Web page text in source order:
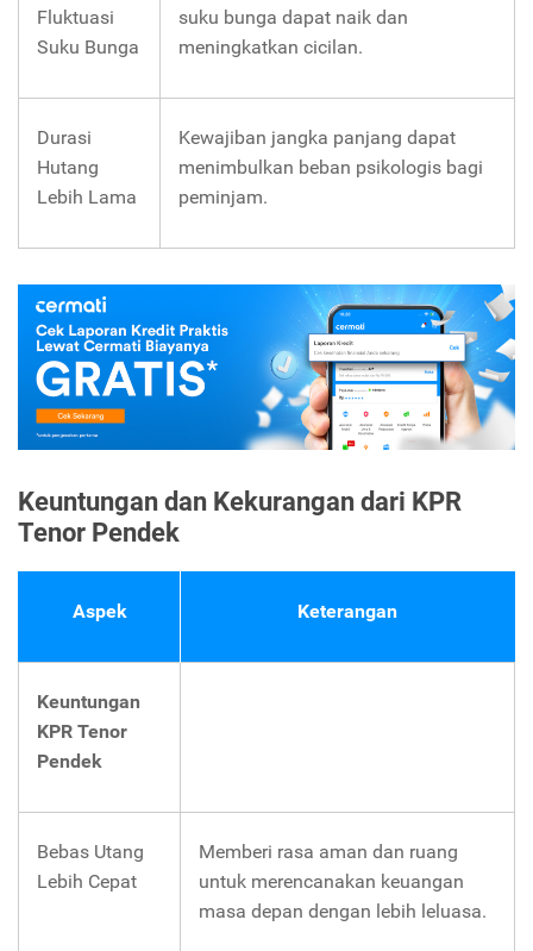
Fluktuasi
Suku Bunga
suku bunga dapat naik dan
meningkatkan cicilan.
Durasi
Hutang
Lebih Lama
Kewajiban jangka panjang dapat
menimbulkan beban psikologis bagi
peminjam.
Keuntungan dan Kekurangan dari KPR
Tenor Pendek
Aspek Keterangan
Keuntungan
KPR Tenor
Pendek
Bebas Utang
Lebih Cepat
Memberi rasa aman dan ruang
untuk merencanakan keuangan
masa depan dengan lebih leluasa.